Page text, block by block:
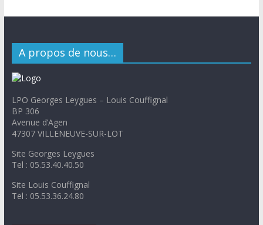
A propos de nous…
LPO Georges Leygues – Louis Couffignal
BP 306
Avenue d’Agen
47307 VILLENEUVE-SUR-LOT
Site Georges Leygues
Tel : 05.53.40.40.50
Site Louis Couffignal
Tel : 05.53.36.24.80